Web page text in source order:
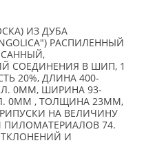
ИЗ ДУБА
РАСПИЛЕННЫЙ
СОЕДИНЕНИЯ В ШИП, 1
20%, ДЛИНА 400-
0ММ, ШИРИНА 93-
0ММ , ТОЛЩИНА 23ММ,
НА ВЕЛИЧИНУ
74.
И